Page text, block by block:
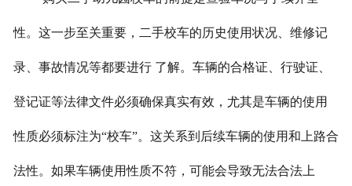
性。这一步至关重要，二手校车的历史使用状况、维修记
录、事故情况等都要进行 了解。车辆的合格证、行驶证、
登记证等法律文件必须确保真实有效，尤其是车辆的使用
性质必须标注为“校车”。这关系到后续车辆的使用和上路合
法性。如果车辆使用性质不符，可能会导致无法合法上